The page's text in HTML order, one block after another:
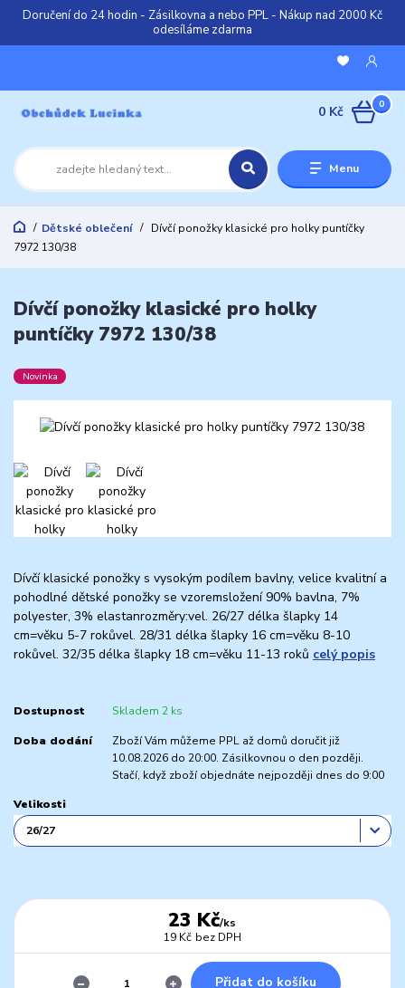
Doručení do 24 hodin - Zásilkovna a nebo PPL - Nákup nad 2000 Kč
odesíláme zdarma
Menu
0
0 Kč
Dětské oblečení
Dívčí ponožky klasické pro holky puntíčky
7972 130/38
Dívčí ponožky klasické pro holky
puntíčky 7972 130/38
Novinka
Dívčí klasické ponožky s vysokým podílem bavlny, velice kvalitní a
pohodlné dětské ponožky se vzoremsložení 90% bavlna, 7%
polyester, 3% elastanrozměry:vel. 26/27 délka šlapky 14
cm=věku 5-7 rokůvel. 28/31 délka šlapky 16 cm=věku 8-10
rokůvel. 32/35 délka šlapky 18 cm=věku 11-13 roků celý popis
Dostupnost Skladem 2 ks
Doba dodání
Zboží Vám můžeme PPL až domů doručit již
10.08.2026 do 20:00. Zásilkovnou o den později.
Stačí, když zboží objednáte nejpozději dnes do 9:00
Velikosti
23 Kč/ks
19 Kč bez DPH
Přidat do košíku